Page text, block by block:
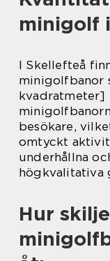
minigolf
I Skellefteå
minigolfbanor
kvadratmeter]
besökare,
omtyckt
underhållna
högkvalitativa
Hur